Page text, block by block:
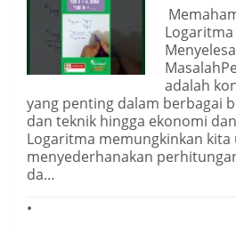
adalah
yang penting dalam berbagai
dan teknik hingga ekonomi
Logaritma memungkinkan kita
menyederhanakan
da…